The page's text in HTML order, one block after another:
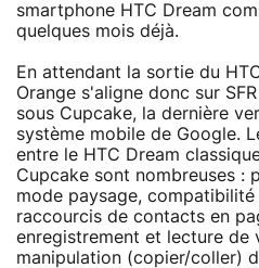
smartphone HTC Dream
quelques mois déjà.
En attendant la sortie du
Orange s'aligne donc sur
sous Cupcake, la dernière
système mobile de Google.
entre le HTC Dream
Cupcake sont nombreuses :
mode paysage,
raccourcis de contacts en
enregistrement et lecture de
manipulation (copier/coller)